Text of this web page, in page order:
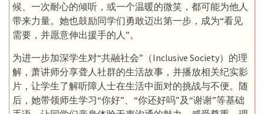
候、一次耐心的倾听，或一个温暖的微笑，都可能为他人
带来力量。她也鼓励同学们勇敢迈出第一步，成为“看见
需要，并愿意伸出援手的人”。
为进一步加深学生对“共融社会”（Inclusive Society）的理
解，萧讲师分享聋人社群的生活故事，并播放相关纪实影
片，让学生了解听障人士在生活中面对的挑战与不便。随
后，她带领师生学习“你好”、“你还好吗”及“谢谢”等基础